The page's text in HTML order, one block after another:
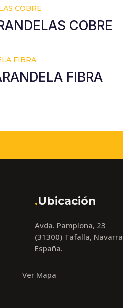
COBRE
FIBRA
.Ubicación
Avda. Pamplona, 23
(31300) Tafalla, Navarra
España.
Ver Mapa